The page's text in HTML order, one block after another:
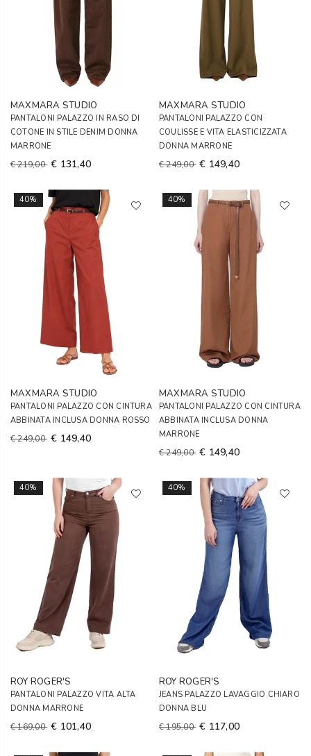
MAXMARA STUDIO
PANTALONI PALAZZO IN RASO DI
COTONE IN STILE DENIM DONNA
MARRONE
€ 219,00 € 131,40
MAXMARA STUDIO
PANTALONI PALAZZO CON
COULISSE E VITA ELASTICIZZATA
DONNA MARRONE
€ 249,00 € 149,40
40%
MAXMARA STUDIO
PANTALONI PALAZZO CON CINTURA
ABBINATA INCLUSA DONNA ROSSO
€ 249,00 € 149,40
40%
MAXMARA STUDIO
PANTALONI PALAZZO CON CINTURA
ABBINATA INCLUSA DONNA
MARRONE
€ 249,00 € 149,40
40%
ROY ROGER'S
PANTALONI PALAZZO VITA ALTA
DONNA MARRONE
€ 169,00 € 101,40
40%
ROY ROGER'S
JEANS PALAZZO LAVAGGIO CHIARO
DONNA BLU
€ 195,00 € 117,00